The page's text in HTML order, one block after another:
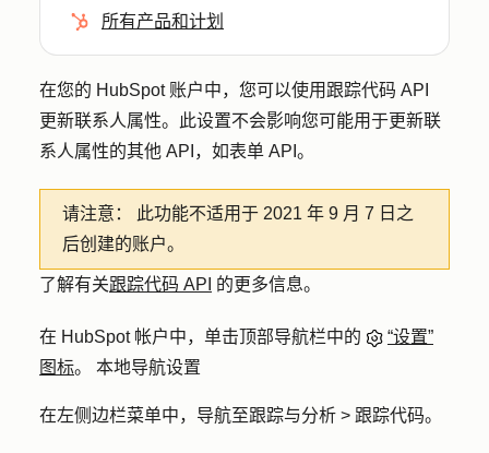
所有产品和计划
在您的 HubSpot 账户中，您可以使用跟踪代码 API
更新联系人属性。此设置不会影响您可能用于更新联
系人属性的其他 API，如表单 API。
请注意：
此功能不适用于 2021 年 9 月 7 日之
后创建的账户。
了解有关跟踪代码 API 的更多信息。
在 HubSpot 帐户中，单击顶部导航栏中的
“设置”
图标。 本地导航设置
在左侧边栏菜单中，导航至跟踪与分析 > 跟踪代码。